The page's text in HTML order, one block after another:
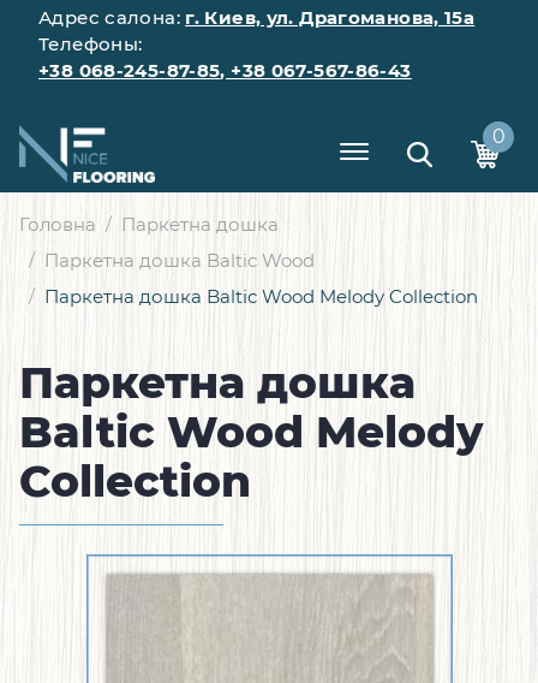
Адрес салона: г. Киев, ул. Драгоманова, 15а
Телефоны:
+38 068-245-87-85, +38 067-567-86-43
0
Головна
Паркетна дошка
Паркетна дошка Baltic Wood
Паркетна дошка Baltic Wood Melody Collection
Паркетна дошка
Baltic Wood Melody
Collection